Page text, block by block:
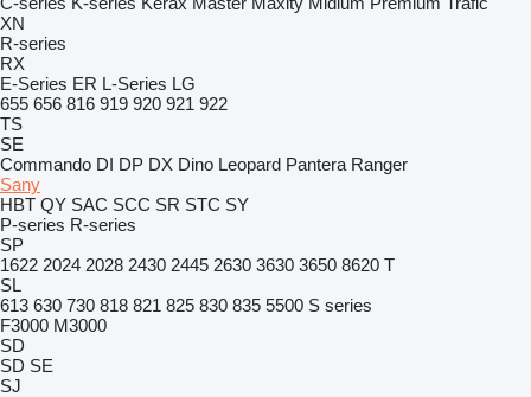
XN
R-series
RX
E-Series ER L-Series LG
655 656 816 919 920 921 922
TS
SE
Commando DI DP DX Dino Leopard Pantera Ranger
Sany
HBT QY SAC SCC SR STC SY
P-series R-series
SP
1622 2024 2028 2430 2445 2630 3630 3650 8620 T
SL
613 630 730 818 821 825 830 835 5500 S series
F3000 M3000
SD
SD SE
SJ